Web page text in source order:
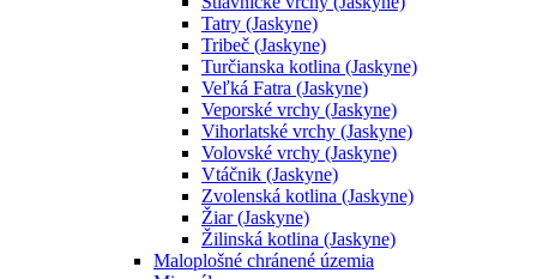
Tatry (Jaskyne)
Tribeč (Jaskyne)
Turčianska kotlina (Jaskyne)
Veľká Fatra (Jaskyne)
Veporské vrchy (Jaskyne)
Vihorlatské vrchy (Jaskyne)
Volovské vrchy (Jaskyne)
Vtáčnik (Jaskyne)
Zvolenská kotlina (Jaskyne)
Žiar (Jaskyne)
Žilinská kotlina (Jaskyne)
Maloplošné chránené územia